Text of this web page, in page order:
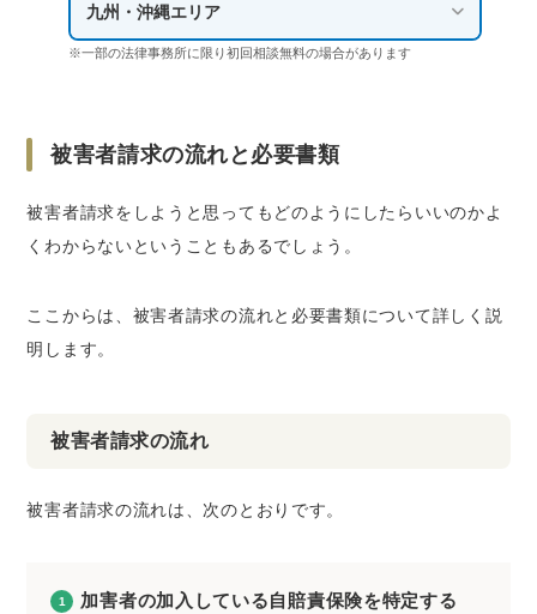
九州・沖縄エリア
※一部の法律事務所に限り初回相談無料の場合があります
被害者請求の流れと必要書類
被害者請求をしようと思ってもどのようにしたらいいのかよ
くわからないということもあるでしょう。
ここからは、被害者請求の流れと必要書類について詳しく説
明します。
被害者請求の流れ
被害者請求の流れは、次のとおりです。
加害者の加入している自賠責保険を特定する